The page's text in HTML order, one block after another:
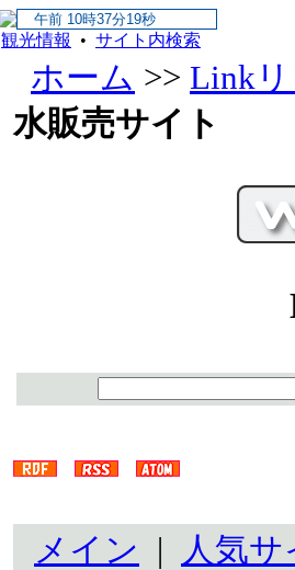
観光情報 • サイト内検索
ホーム >> Link
水販売サイト
メイン
人気